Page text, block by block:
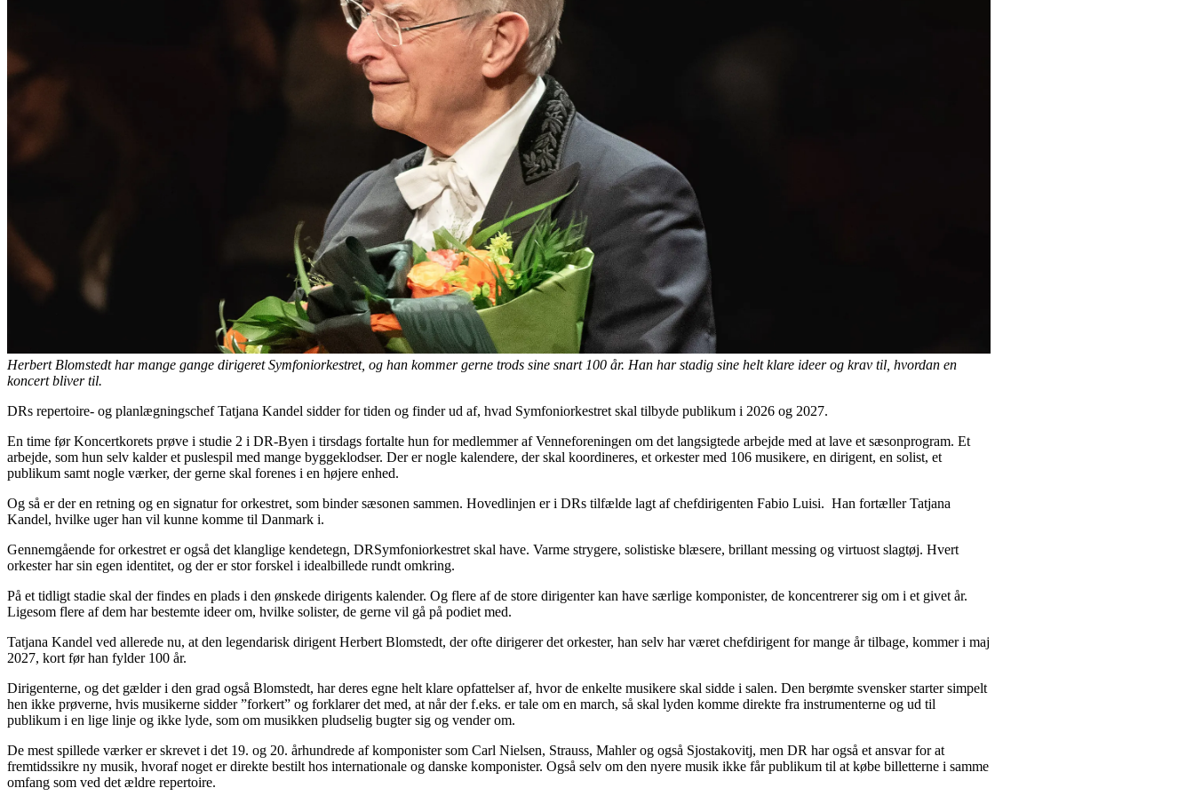
Herbert Blomstedt har mange gange dirigeret Symfoniorkestret, og han kommer gerne trods sine snart 100 år. Han har stadig sine helt klare ideer og krav til, hvordan en
koncert bliver til.
DRs repertoire- og planlægningschef Tatjana Kandel sidder for tiden og finder ud af, hvad Symfoniorkestret skal tilbyde publikum i 2026 og 2027.
En time før Koncertkorets prøve i studie 2 i DR-Byen i tirsdags fortalte hun for medlemmer af Venneforeningen om det langsigtede arbejde med at lave et sæsonprogram. Et
arbejde, som hun selv kalder et puslespil med mange byggeklodser. Der er nogle kalendere, der skal koordineres, et orkester med 106 musikere, en dirigent, en solist, et
publikum samt nogle værker, der gerne skal forenes i en højere enhed.
Og så er der en retning og en signatur for orkestret, som binder sæsonen sammen. Hovedlinjen er i DRs tilfælde lagt af chefdirigenten Fabio Luisi. Han fortæller Tatjana
Kandel, hvilke uger han vil kunne komme til Danmark i.
Gennemgående for orkestret er også det klanglige kendetegn, DRSymfoniorkestret skal have. Varme strygere, solistiske blæsere, brillant messing og virtuost slagtøj. Hvert
orkester har sin egen identitet, og der er stor forskel i idealbillede rundt omkring.
På et tidligt stadie skal der findes en plads i den ønskede dirigents kalender. Og flere af de store dirigenter kan have særlige komponister, de koncentrerer sig om i et givet år.
Ligesom flere af dem har bestemte ideer om, hvilke solister, de gerne vil gå på podiet med.
Tatjana Kandel ved allerede nu, at den legendarisk dirigent Herbert Blomstedt, der ofte dirigerer det orkester, han selv har været chefdirigent for mange år tilbage, kommer i maj
2027, kort før han fylder 100 år.
Dirigenterne, og det gælder i den grad også Blomstedt, har deres egne helt klare opfattelser af, hvor de enkelte musikere skal sidde i salen. Den berømte svensker starter simpelt
hen ikke prøverne, hvis musikerne sidder ”forkert” og forklarer det med, at når der f.eks. er tale om en march, så skal lyden komme direkte fra instrumenterne og ud til
publikum i en lige linje og ikke lyde, som om musikken pludselig bugter sig og vender om.
De mest spillede værker er skrevet i det 19. og 20. århundrede af komponister som Carl Nielsen, Strauss, Mahler og også Sjostakovitj, men DR har også et ansvar for at
fremtidssikre ny musik, hvoraf noget er direkte bestilt hos internationale og danske komponister. Også selv om den nyere musik ikke får publikum til at købe billetterne i samme
omfang som ved det ældre repertoire.